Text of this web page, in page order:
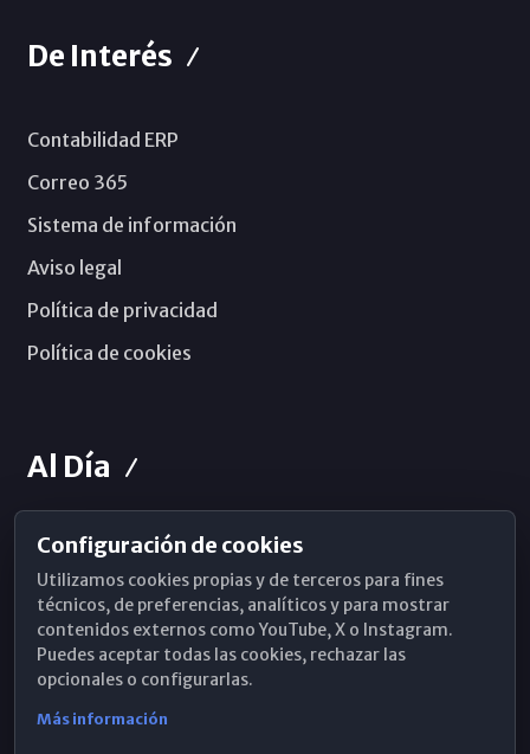
De Interés
Contabilidad ERP
Correo 365
Sistema de información
Aviso legal
Política de privacidad
Política de cookies
Al Día
Horarios de Misa
Hemeroteca
WhatsApp
Configuración de cookies
Utilizamos cookies propias y de terceros para fines
técnicos, de preferencias, analíticos y para mostrar
contenidos externos como YouTube, X o Instagram.
Puedes aceptar todas las cookies, rechazar las
opcionales o configurarlas.
Más información